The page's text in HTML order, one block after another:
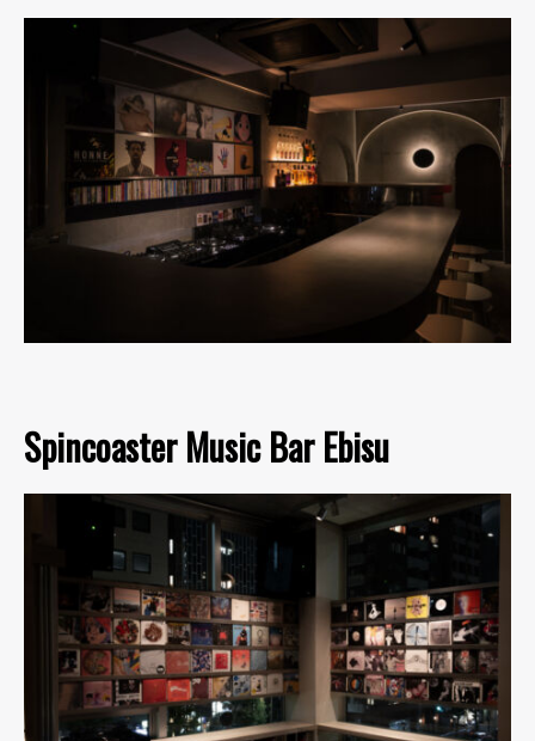
Spincoaster Music Bar Ebisu